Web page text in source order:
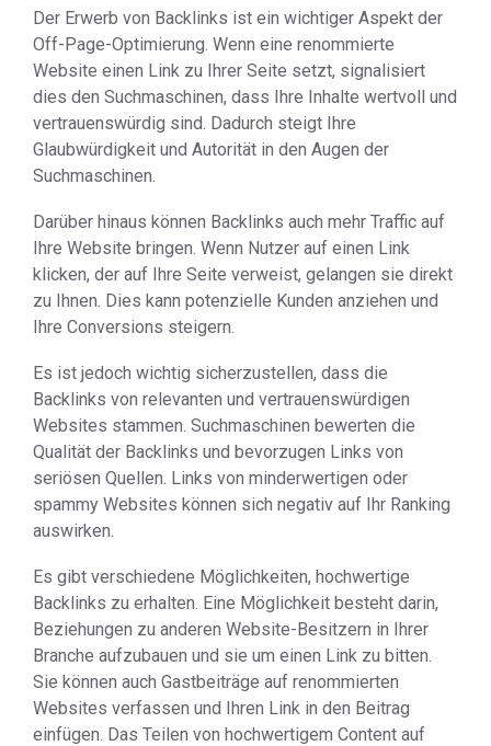
Der Erwerb von Backlinks ist ein wichtiger Aspekt der
Off-Page-Optimierung. Wenn eine renommierte
Website einen Link zu Ihrer Seite setzt, signalisiert
dies den Suchmaschinen, dass Ihre Inhalte wertvoll und
vertrauenswürdig sind. Dadurch steigt Ihre
Glaubwürdigkeit und Autorität in den Augen der
Suchmaschinen.
Darüber hinaus können Backlinks auch mehr Traffic auf
Ihre Website bringen. Wenn Nutzer auf einen Link
klicken, der auf Ihre Seite verweist, gelangen sie direkt
zu Ihnen. Dies kann potenzielle Kunden anziehen und
Ihre Conversions steigern.
Es ist jedoch wichtig sicherzustellen, dass die
Backlinks von relevanten und vertrauenswürdigen
Websites stammen. Suchmaschinen bewerten die
Qualität der Backlinks und bevorzugen Links von
seriösen Quellen. Links von minderwertigen oder
spammy Websites können sich negativ auf Ihr Ranking
auswirken.
Es gibt verschiedene Möglichkeiten, hochwertige
Backlinks zu erhalten. Eine Möglichkeit besteht darin,
Beziehungen zu anderen Website-Besitzern in Ihrer
Branche aufzubauen und sie um einen Link zu bitten.
Sie können auch Gastbeiträge auf renommierten
Websites verfassen und Ihren Link in den Beitrag
einfügen. Das Teilen von hochwertigem Content auf